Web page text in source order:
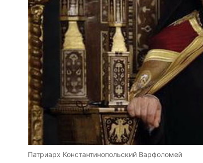
Патриарх Константинопольский Варфоломей